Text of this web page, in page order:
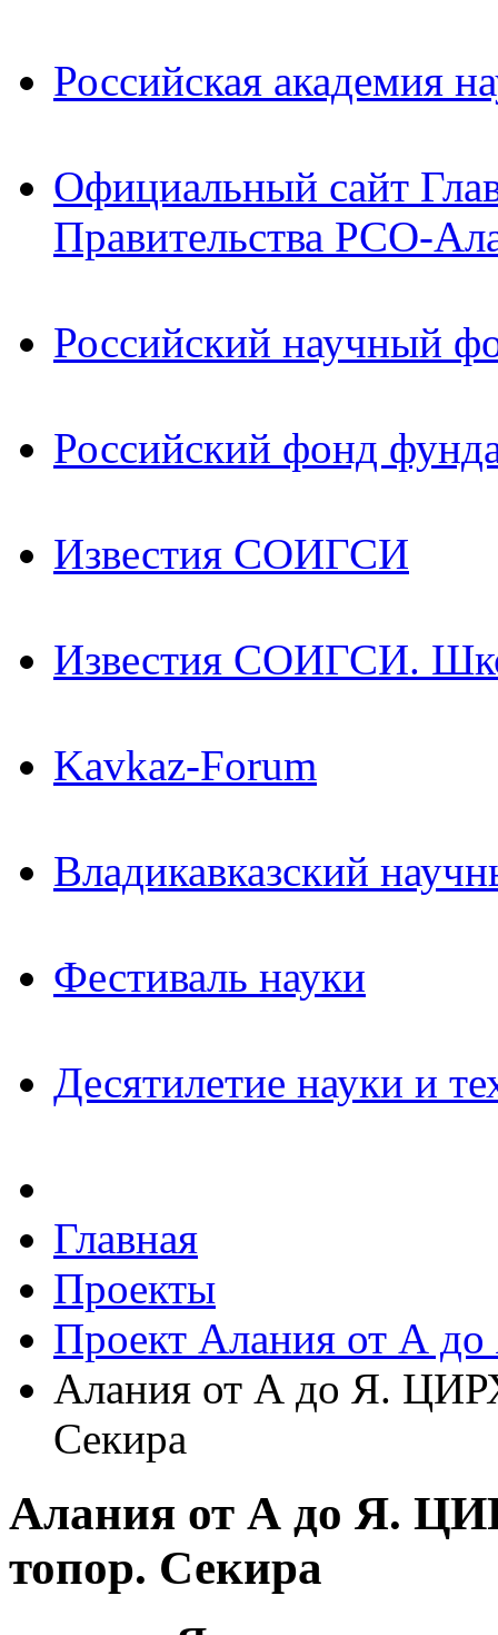
Российская академия
Официальный сайт
Правительства РСО-
Российский научный
Российский фонд
Известия СОИГСИ
Известия СОИГСИ.
Kavkaz-Forum
Владикавказский
Фестиваль науки
Десятилетие науки и
Главная
Проекты
Проект Алания от А
Алания от А до Я.
Секира
Алания от А до Я.
топор. Секира